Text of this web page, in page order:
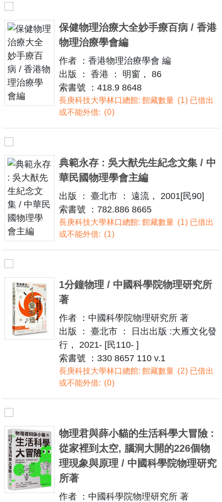
保健物理治療大全妙手療百病 / 香港
物理治療學會編
作者 ：香港物理治療學會 編
出版 ： 香港 ： 明窗， 86
索書號 ：418.9 8648
長庚科技大學林口總館: 館藏數量 1 已借出
或不能外借:
0
典範永存 : 吳大猷先生紀念文集 / 中
華民國物理學會主編
出版 ： 臺北市 ： 遠流， 2001[民90]
索書號 ：782.886 8665
長庚科技大學林口總館: 館藏數量 1 已借出
或不能外借:
1
1分鐘物理 / 中國科學院物理研究所
著
作者 ：中國科學院物理研究所 著
出版 ： 臺北市 ： 日出出版 :大雁文化發
行， 2021- [民110- ]
索書號 ：330 8657 110 v.1
長庚科技大學林口總館: 館藏數量 2 已借出
或不能外借:
0
物理君與薛小貓的生活科學大冒險 :
從家裡到太空, 腦洞大開的226個物
理現象與原理 / 中國科學院物理研究
所著
作者 ：中國科學院物理研究所 著